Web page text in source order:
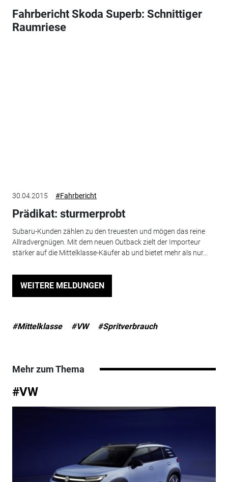
Fahrbericht Skoda Superb: Schnittiger
Raumriese
30.04.2015 #Fahrbericht
Prädikat: sturmerprobt
Subaru-Kunden zählen zu den treuesten und mögen das reine
Allradvergnügen. Mit dem neuen Outback zielt der Importeur
stärker auf die Mittelklasse-Käufer ab und bietet mehr als nur...
WEITERE MELDUNGEN
#Mittelklasse #VW #Spritverbrauch
Mehr zum Thema
#VW